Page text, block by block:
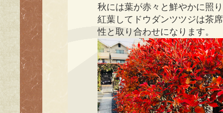
秋には葉が赤々と鮮やかに照
紅葉してドウダンツツジは茶
性と取り合わせになります。